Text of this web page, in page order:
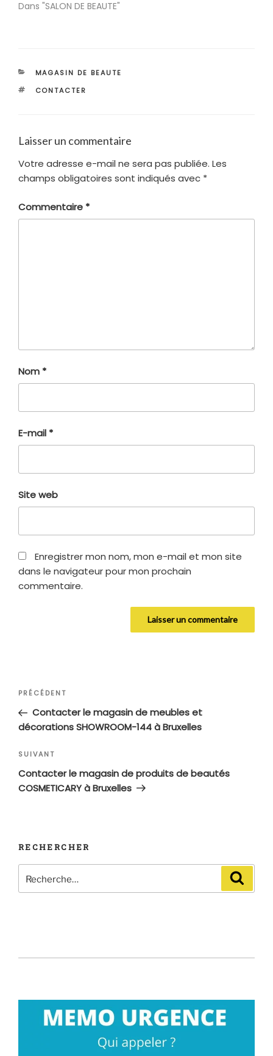
Dans "SALON DE BEAUTE"
CATÉGORIES
MAGASIN DE BEAUTE
ÉTIQUETTES
CONTACTER
Laisser un commentaire
Votre adresse e-mail ne sera pas publiée. Les
champs obligatoires sont indiqués avec *
Commentaire *
Nom *
E-mail *
Site web
Enregistrer mon nom, mon e-mail et mon site
dans le navigateur pour mon prochain
commentaire.
Navigation
l’article
Article
précédent
PRÉCÉDENT
Contacter le magasin de meubles et
décorations SHOWROOM-144 à Bruxelles
Article
suivant
SUIVANT
Contacter le magasin de produits de beautés
COSMETICARY à Bruxelles
RECHERCHER
pour